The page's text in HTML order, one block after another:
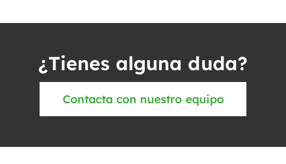
¿Tienes alguna duda?
Contacta con nuestro equipo